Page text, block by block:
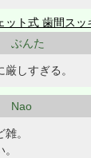
ット式 歯間スッ
ぶんた
しすぎる。
Nao
。